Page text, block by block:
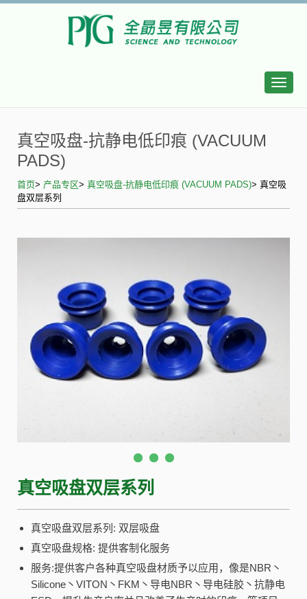
Toggle
真空吸盘-抗静电低印痕 (VACUUM
PADS)
首页> 产品专区> 真空吸盘-抗静电低印痕 (VACUUM PADS)> 真空吸
盘双层系列
真空吸盘双层系列
真空吸盘双层系列: 双层吸盘
真空吸盘规格: 提供客制化服务
服务:提供客户各种真空吸盘材质予以应用，像是NBR丶
Silicone丶VITON丶FKM丶导电NBR丶导电硅胶丶抗静电